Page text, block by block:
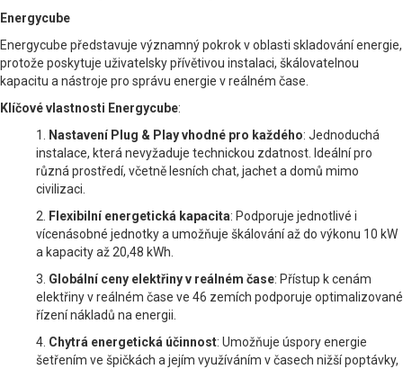
Energycube
Energycube představuje významný pokrok v oblasti skladování energie,
protože poskytuje uživatelsky přívětivou instalaci, škálovatelnou
kapacitu a nástroje pro správu energie v reálném čase.
Klíčové vlastnosti Energycube:
1.
Nastavení Plug & Play vhodné pro každého: Jednoduchá
instalace, která nevyžaduje technickou zdatnost. Ideální pro
různá prostředí, včetně lesních chat, jachet a domů mimo
civilizaci.
2.
Flexibilní energetická kapacita: Podporuje jednotlivé i
vícenásobné jednotky a umožňuje škálování až do výkonu 10 kW
a kapacity až 20,48 kWh.
3. Globální ceny elektřiny v reálném čase: Přístup k cenám
elektřiny v reálném čase ve 46 zemích podporuje optimalizované
řízení nákladů na energii.
4. Chytrá energetická účinnost: Umožňuje úspory energie
šetřením ve špičkách a jejím využíváním v časech nižší poptávky,